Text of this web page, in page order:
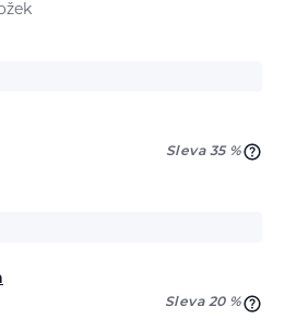
Sleva 35 %
Sleva 20 %